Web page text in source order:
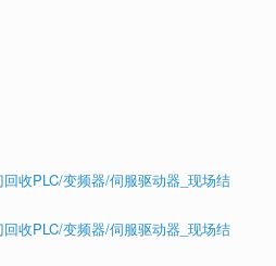
收PLC/变频器/伺服驱动器_现场结
收PLC/变频器/伺服驱动器_现场结